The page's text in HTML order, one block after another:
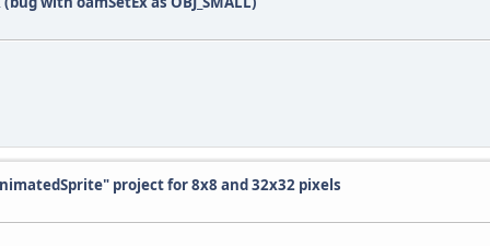
project for 8x8 and 32x32 pixels